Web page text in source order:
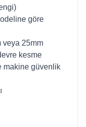
göre
veya 25mm
kesme
makine güvenlik